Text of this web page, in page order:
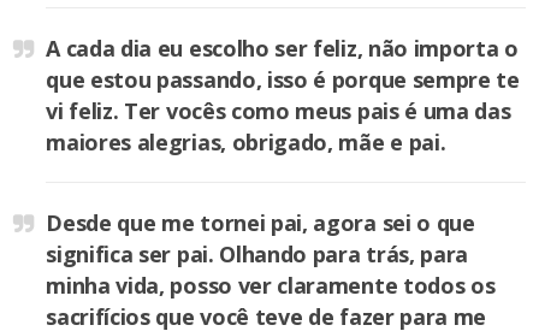
A cada dia eu escolho ser feliz, não importa o
que estou passando, isso é porque sempre te
vi feliz. Ter vocês como meus pais é uma das
maiores alegrias, obrigado, mãe e pai.
Desde que me tornei pai, agora sei o que
significa ser pai. Olhando para trás, para
minha vida, posso ver claramente todos os
sacrifícios que você teve de fazer para me